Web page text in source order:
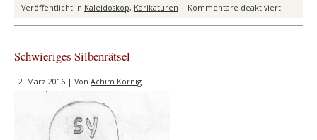
Veröffentlicht in Kaleidoskop, Karikaturen | Kommentare deaktiviertfür
Feste
Schwieriges Silbenrätsel
2. März 2016 | Von Achim Körnig